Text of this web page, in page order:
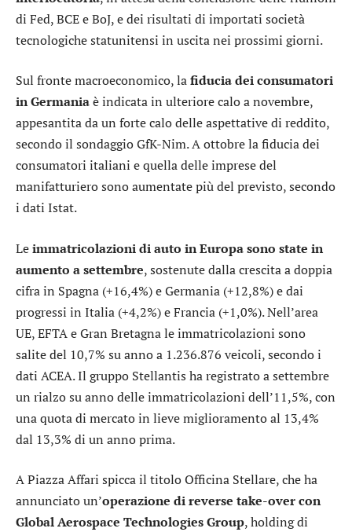
di Fed, BCE e BoJ, e dei risultati di importati società
tecnologiche statunitensi in uscita nei prossimi giorni.
Sul fronte macroeconomico, lafiducia dei consumatori
in Germaniaè indicata in ulteriore calo a novembre,
appesantita da un forte calo delle aspettative di reddito,
secondo il sondaggio GfK-Nim. A ottobre la fiducia dei
consumatori italiani e quella delle imprese del
manifatturiero sono aumentate più del previsto, secondo
i dati Istat.
Leimmatricolazioni di auto in Europa sono state in
aumento a settembre, sostenute dalla crescita a doppia
cifra in Spagna (+16,4%) e Germania (+12,8%) e dai
progressi in Italia (+4,2%) e Francia (+1,0%). Nell’area
UE, EFTA e Gran Bretagna le immatricolazioni sono
salite del 10,7% su anno a 1.236.876 veicoli, secondo i
dati ACEA. Il gruppo Stellantis ha registrato a settembre
un rialzo su anno delle immatricolazioni dell’11,5%, con
una quota di mercato in lieve miglioramento al 13,4%
dal 13,3% di un anno prima.
A Piazza Affari spicca il titoloOfficina Stellare, che ha
annunciato un’operazione di reverse take-over con
Global Aerospace Technologies Group, holding di